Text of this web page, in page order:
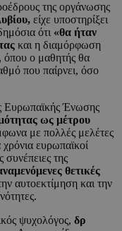
της οργάνωσης
είχε υποστηρίξει
ότι «θα ήταν
και η διαμόρφωση
όπου ο μαθητής θα
που παίρνει, όσο
Ευρωπαϊκής Ένωσης
ως μέτρου
με πολλές μελέτες
ευρωπαϊκοί
συνέπειες της
θετικές
αυτοεκτίμηση και την
ψυχολόγος, δρ